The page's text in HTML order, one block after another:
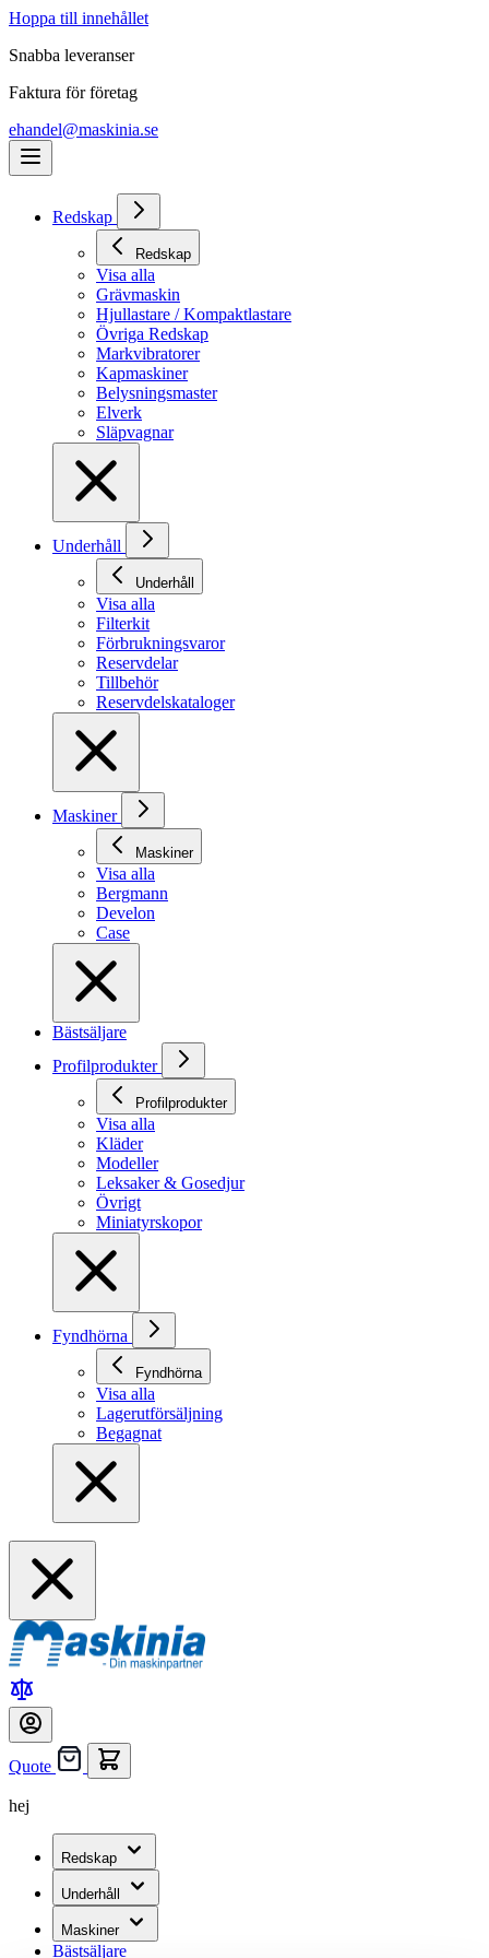
Hoppa till innehållet
Snabba leveranser
Faktura för företag
ehandel@maskinia.se
Redskap
Redskap
Visa alla
Grävmaskin
Hjullastare / Kompaktlastare
Övriga Redskap
Markvibratorer
Kapmaskiner
Belysningsmaster
Elverk
Släpvagnar
Underhåll
Underhåll
Visa alla
Filterkit
Förbrukningsvaror
Reservdelar
Tillbehör
Reservdelskataloger
Maskiner
Maskiner
Visa alla
Bergmann
Develon
Case
Bästsäljare
Profilprodukter
Profilprodukter
Visa alla
Kläder
Modeller
Leksaker & Gosedjur
Övrigt
Miniatyrskopor
Fyndhörna
Fyndhörna
Visa alla
Lagerutförsäljning
Begagnat
Quote
hej
Redskap
Underhåll
Maskiner
Bästsäljare